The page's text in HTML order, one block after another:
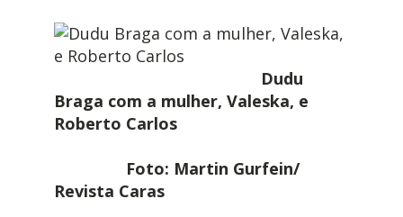
Dudu
Braga com a mulher, Valeska, e
Roberto Carlos
Foto: Martin Gurfein/
Revista Caras